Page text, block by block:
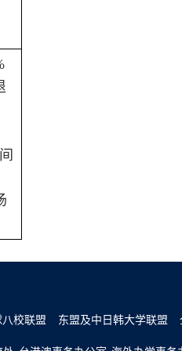
校联盟 东盟及中日韩大学联盟